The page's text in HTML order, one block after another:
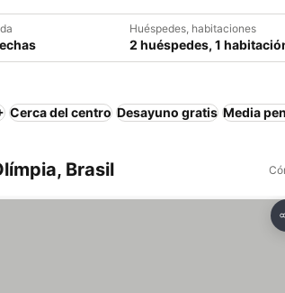
Huéspedes, habitaciones
2 huéspedes, 1
Cerca del centro Desayuno gratis Media
Brasil